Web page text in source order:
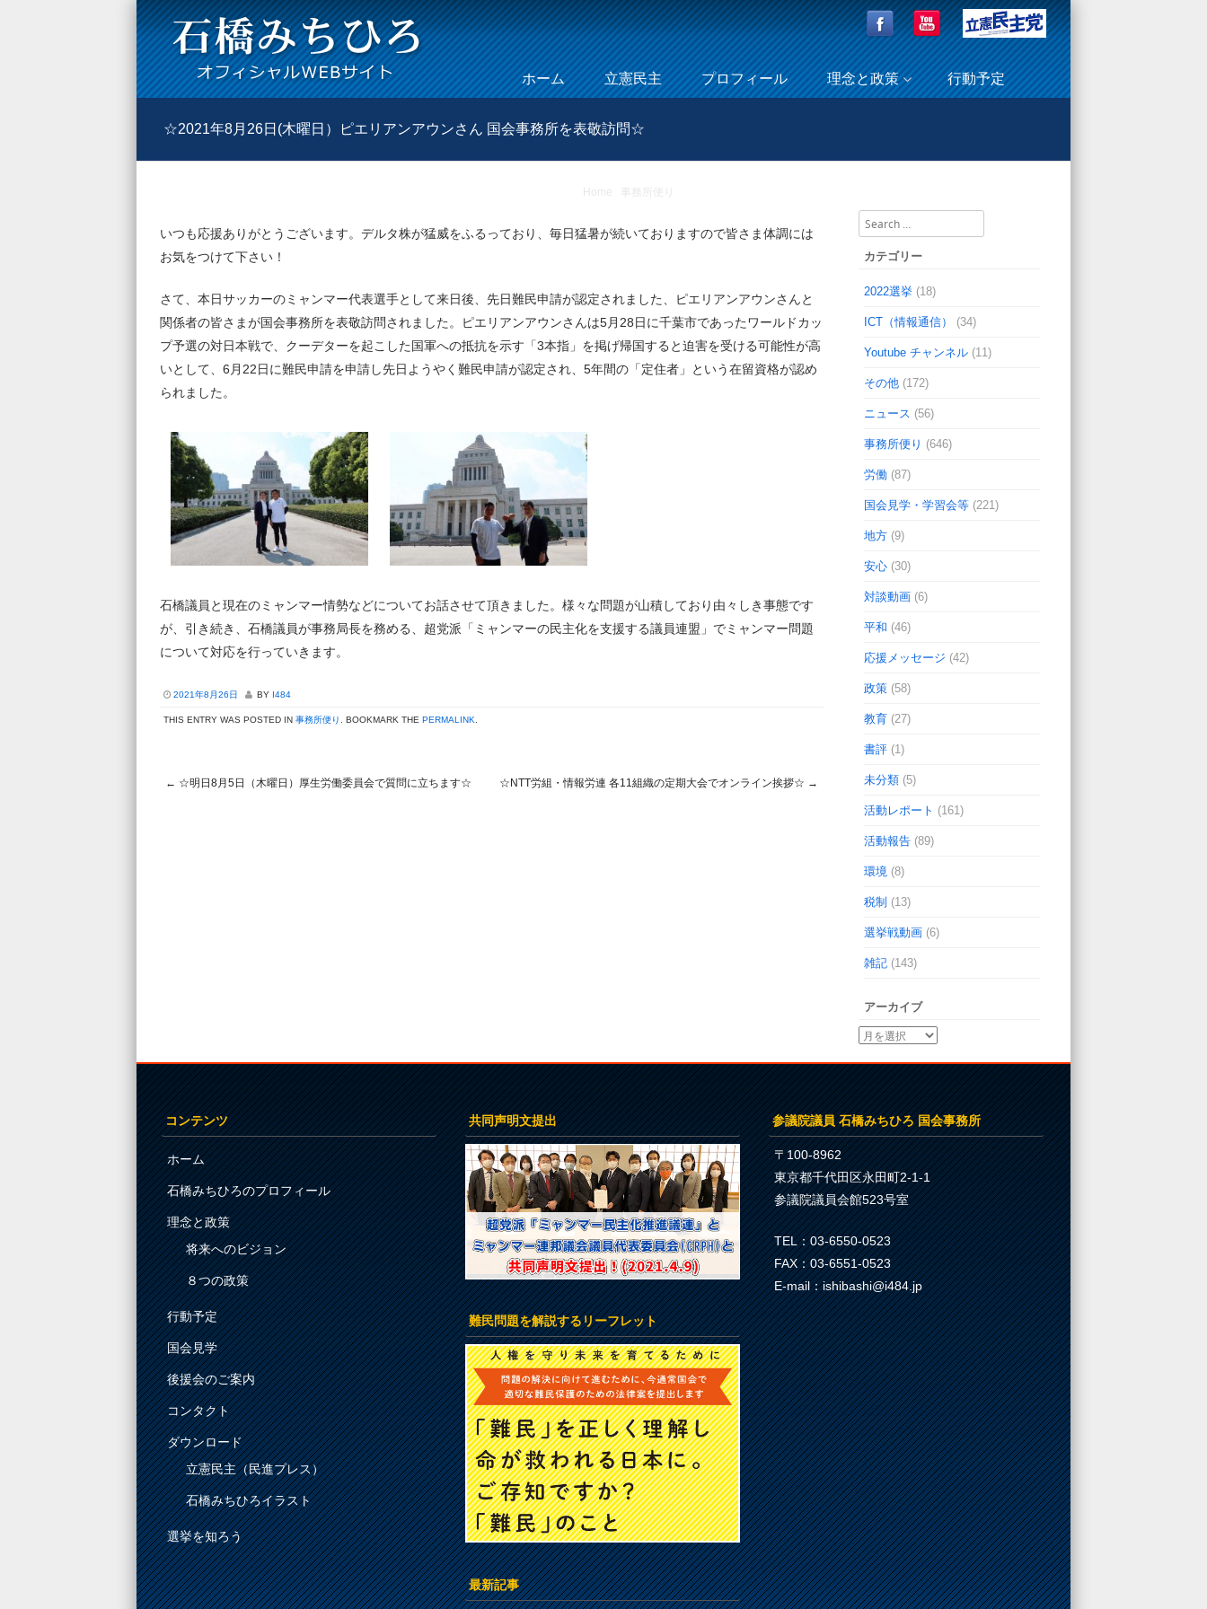
Menu
Skip to content
ホーム 立憲民主 プロフィール 理念と政策 行動予定
☆2021年8月26日(木曜日）ピエリアンアウンさん 国会事務所を表敬訪問☆
Home 事務所便り
いつも応援ありがとうございます。デルタ株が猛威をふるっており、毎日猛暑が続いておりますので皆さま体調には
お気をつけて下さい！
さて、本日サッカーのミャンマー代表選手として来日後、先日難民申請が認定されました、ピエリアンアウンさんと
関係者の皆さまが国会事務所を表敬訪問されました。ピエリアンアウンさんは5月28日に千葉市であったワールドカッ
プ予選の対日本戦で、クーデターを起こした国軍への抵抗を示す「3本指」を掲げ帰国すると迫害を受ける可能性が高
いとして、6月22日に難民申請を申請し先日ようやく難民申請が認定され、5年間の「定住者」という在留資格が認め
られました。
石橋議員と現在のミャンマー情勢などについてお話させて頂きました。様々な問題が山積しており由々しき事態です
が、引き続き、石橋議員が事務局長を務める、超党派「ミャンマーの民主化を支援する議員連盟」でミャンマー問題
について対応を行っていきます。
2021年8月26日 BY I484
THIS ENTRY WAS POSTED IN 事務所便り . BOOKMARK THE PERMALINK.
← ☆明日8月5日（木曜日）厚生労働委員会で質問に立ちます☆ ☆NTT労組・情報労連 各11組織の定期大会でオンライン挨拶☆ →
Search
カテゴリー
2022選挙 (18)
ICT（情報通信） (34)
Youtube チャンネル (11)
その他 (172)
ニュース (56)
事務所便り (646)
労働 (87)
国会見学・学習会等 (221)
地方 (9)
安心 (30)
対談動画 (6)
平和 (46)
応援メッセージ (42)
政策 (58)
教育 (27)
書評 (1)
未分類 (5)
活動レポート (161)
活動報告 (89)
環境 (8)
税制 (13)
選挙戦動画 (6)
雑記 (143)
アーカイブ
コンテンツ
ホーム
石橋みちひろのプロフィール
理念と政策
将来へのビジョン
８つの政策
行動予定
国会見学
後援会のご案内
コンタクト
ダウンロード
立憲民主（民進プレス）
石橋みちひろイラスト
選挙を知ろう
共同声明文提出
難民問題を解説するリーフレット
最新記事
参議院議員 石橋みちひろ 国会事務所
〒100-8962
東京都千代田区永田町2-1-1
参議院議員会館523号室
TEL：03-6550-0523
FAX：03-6551-0523
E-mail：ishibashi@i484.jp